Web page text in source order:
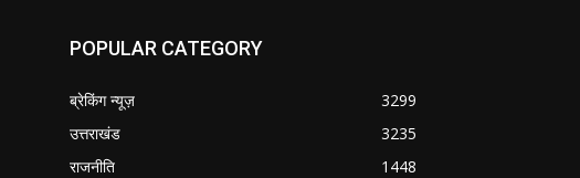
POPULAR CATEGORY
ब्रेकिंग न्यूज़
3299
उत्तराखंड
3235
राजनीति
1448